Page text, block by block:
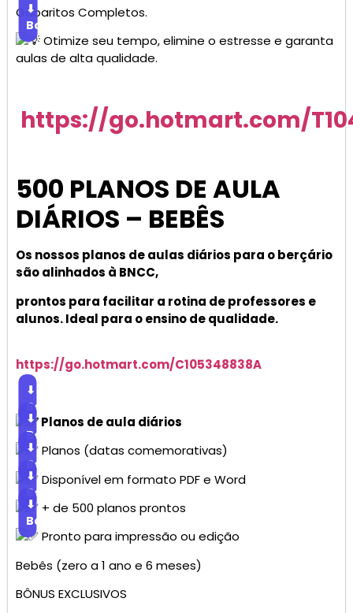
Gabaritos Completos.
⬇
Baixar
Otimize seu tempo, elimine o estresse e garanta
aulas de alta qualidade.
https://go.hotmart.com/
500 PLANOS DE AULA
DIÁRIOS – BEBÊS
Os nossos planos de aulas diários para o berçário
são alinhados à BNCC,
prontos para facilitar a rotina de professores e
alunos. Ideal para o ensino de qualidade.
https://go.hotmart.com/C105348838A
⬇
Baixar
Planos de aula diários
⬇
Baixar
Planos (datas comemorativas)
⬇
Baixar
Disponível em formato PDF e Word
⬇
Baixar
+ de 500 planos prontos
⬇
Baixar
Pronto para impressão ou edição
Bebês (zero a 1 ano e 6 meses)
BÔNUS EXCLUSIVOS